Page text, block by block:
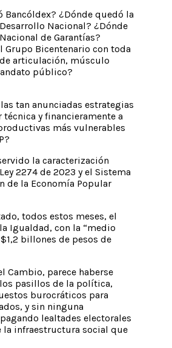
Bancóldex? ¿Dónde quedó la
Nacional? ¿Dónde
de Garantías?
Grupo Bicentenario con toda
articulación, músculo
público?
tan anunciadas estrategias
técnica y financieramente a
más vulnerables
la caracterización
2274 de 2023 y el Sistema
de la Economía Popular
todos estos meses, el
Igualdad, con la “medio
billones de pesos de
Cambio, parece haberse
pasillos de la política,
burocráticos para
y sin ninguna
lealtades electorales
la infraestructura social que